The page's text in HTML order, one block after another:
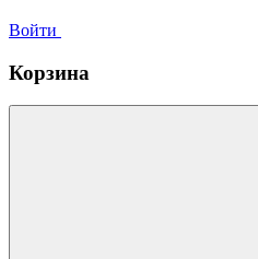
Войти
Корзина